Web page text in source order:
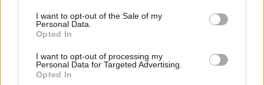
consent section.
I want to opt-out of the Sale of my
Personal Data.
Opted In
I want to opt-out of processing my
Personal Data for Targeted Advertising.
Opted In